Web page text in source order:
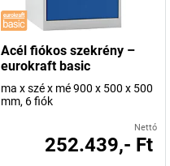
Acél fiókos szekrény –
eurokraft basic
ma x szé x mé 900 x 500 x 500
mm, 6 fiók
Nettó
252.439,- Ft